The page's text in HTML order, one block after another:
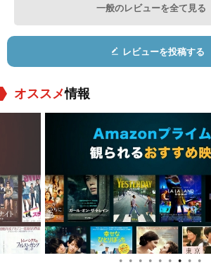
役：Barbara Wigand
役：Sheikh Fadlalla
h
アメリカのCBSの人気報道番組「60ミニッツ
起きた事件を描いた、実録社会派ドラマで
腕プロデューサー、ローウェル・バーグマン
バコ会社の不正を内部告発した、ジェフリ
ル・クロウ)という二人の実在する男達の熱
描いています。
2時間38分と長い上映時間ですが、マイケル
らした演出が、ピリピリするような緊張感を
まず、実話に基づいている事もあって、手持
メンタリー・タッチが実に効果を上げている
更に、クローズ・アップやスローモーショ
つけ、バーグマンのジャーナリストとして
一般のレビューを全て見る
レビューを投稿する
オススメ情報
● ● ● ● ● ● ● ● ●